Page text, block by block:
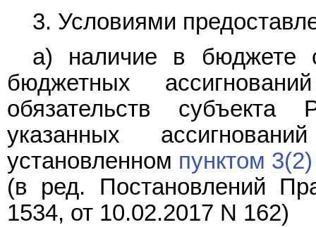
3. Условиями
а) наличие в бюджете
бюджетных
обязательств
указанных
установленном пунктом 3(2)
(в ред. Постановлений
1534, от 10.02.2017 N 162)